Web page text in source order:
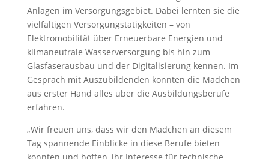
Anlagen im Versorgungsgebiet. Dabei lernten sie die
vielfältigen Versorgungstätigkeiten – von
Elektromobilität über Erneuerbare Energien und
klimaneutrale Wasserversorgung bis hin zum
Glasfaserausbau und der Digitalisierung kennen. Im
Gespräch mit Auszubildenden konnten die Mädchen
aus erster Hand alles über die Ausbildungsberufe
erfahren.
„Wir freuen uns, dass wir den Mädchen an diesem
Tag spannende Einblicke in diese Berufe bieten
konnten und hoffen, ihr Interesse für technische